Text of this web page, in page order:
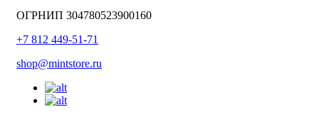
ОГРНИП 304780523900160
+7 812 449-51-71
shop@mintstore.ru